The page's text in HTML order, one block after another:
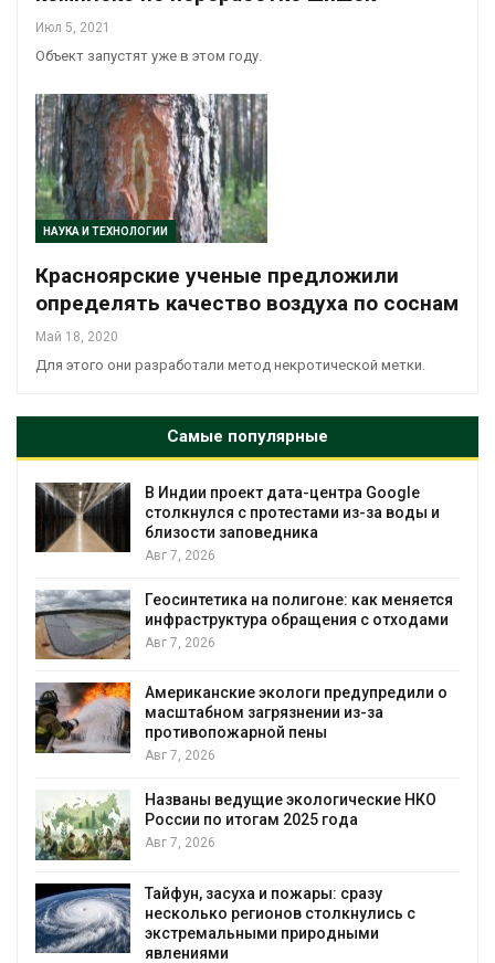
Июл 5, 2021
Объект запустят уже в этом году.
НАУКА И ТЕХНОЛОГИИ
Красноярские ученые предложили
определять качество воздуха по соснам
Май 18, 2020
Для этого они разработали метод некротической метки.
Самые популярные
В Индии проект дата-центра Google
столкнулся с протестами из-за воды и
близости заповедника
Авг 7, 2026
Геосинтетика на полигоне: как меняется
инфраструктура обращения с отходами
Авг 7, 2026
Американские экологи предупредили о
масштабном загрязнении из-за
противопожарной пены
Авг 7, 2026
Названы ведущие экологические НКО
России по итогам 2025 года
Авг 7, 2026
Тайфун, засуха и пожары: сразу
несколько регионов столкнулись с
экстремальными природными
явлениями